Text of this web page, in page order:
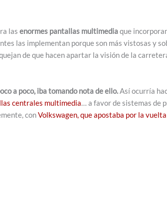
las enormes pantallas multimediaque
las implementan porque son más vistosas y
de que hacen apartar la visión de la
a poco, iba tomando nota de ello.Así ocurría
centrales multimedia… a favor de sistemas de
conVolkswagen, que apostaba por la